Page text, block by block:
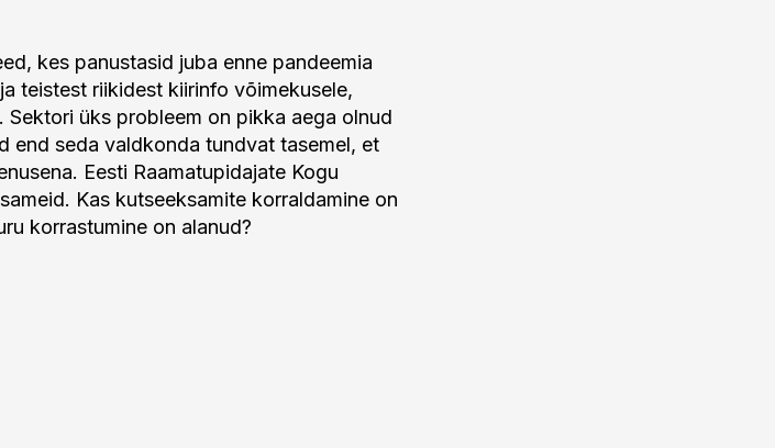
kes panustasid juba enne pandeemia
teistest riikidest kiirinfo võimekusele,
Sektori üks probleem on pikka aega olnud
end seda valdkonda tundvat tasemel, et
Eesti Raamatupidajate Kogu
Kas kutseeksamite korraldamine on
korrastumine on alanud?